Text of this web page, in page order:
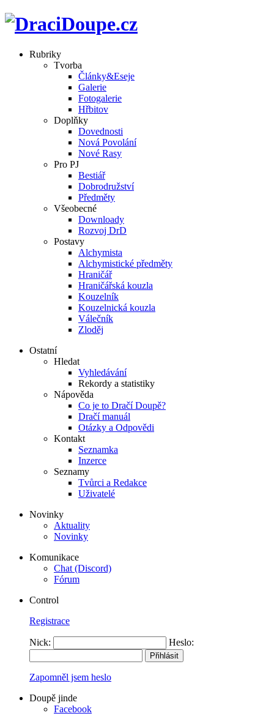
Rubriky
Tvorba
Články&Eseje
Galerie
Fotogalerie
Hřbitov
Doplňky
Dovednosti
Nová Povolání
Nové Rasy
Pro PJ
Bestiář
Dobrodružství
Předměty
Všeobecné
Downloady
Rozvoj DrD
Postavy
Alchymista
Alchymistické předměty
Hraničář
Hraničářská kouzla
Kouzelník
Kouzelnická kouzla
Válečník
Zloděj
Ostatní
Hledat
Vyhledávání
Rekordy a statistiky
Nápověda
Co je to Dračí Doupě?
Dračí manuál
Otázky a Odpovědi
Kontakt
Seznamka
Inzerce
Seznamy
Tvůrci a Redakce
Uživatelé
Novinky
Aktuality
Novinky
Komunikace
Chat (Discord)
Fórum
Control
Registrace
Nick: Heslo:
Zapomněl jsem heslo
Doupě jinde
Facebook